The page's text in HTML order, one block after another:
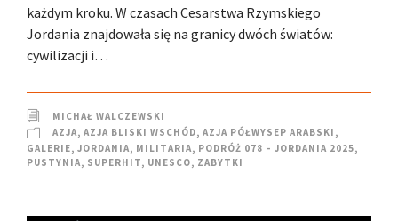
każdym kroku. W czasach Cesarstwa Rzymskiego
Jordania znajdowała się na granicy dwóch światów:
cywilizacji i…
MICHAŁ WALCZEWSKI
AZJA, AZJA BLISKI WSCHÓD, AZJA PÓŁWYSEP ARABSKI ,
GALERIE, JORDANIA, MILITARIA, PODRÓŻ 078 – JORDANIA 2025,
PUSTYNIA, SUPERHIT, UNESCO, ZABYTKI